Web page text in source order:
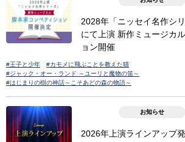
2028年「ニッセイ名作シ
にて上演 新作ミュージカ
ョン開催
#王子と少年
#カモメに飛ぶことを教えた猫
#ジャック・オー・ランド ～ユーリと魔物の笛～
#はじまりの樹の神話～こそあどの森の物語～
お知らせ
2026年上演ラインアップ発